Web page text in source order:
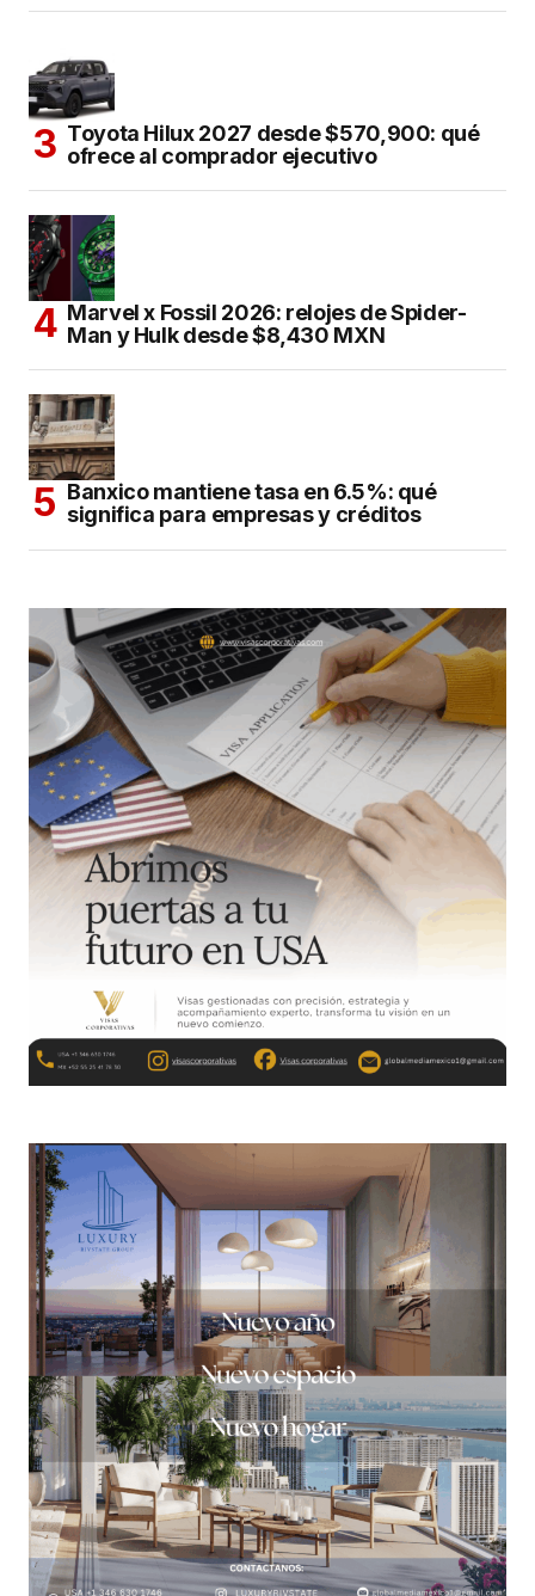
Toyota Hilux 2027 desde $570,900: qué
ofrece al comprador ejecutivo
Marvel x Fossil 2026: relojes de Spider-
Man y Hulk desde $8,430 MXN
Banxico mantiene tasa en 6.5%: qué
significa para empresas y créditos